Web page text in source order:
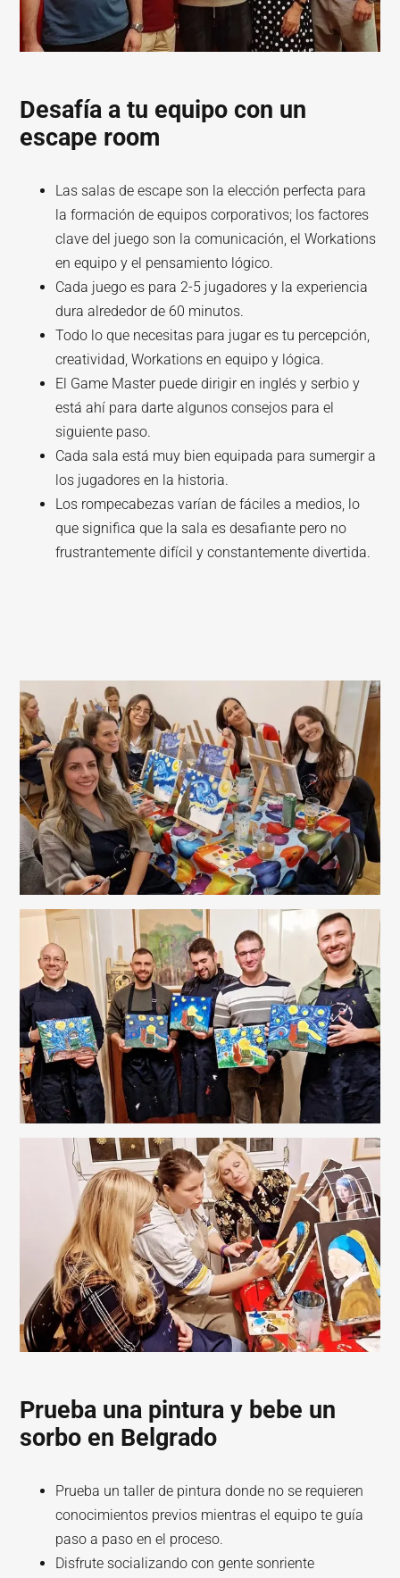
Desafía a tu equipo con un
escape room
Las salas de escape son la elección perfecta para
la formación de equipos corporativos; los factores
clave del juego son la comunicación, el Workations
en equipo y el pensamiento lógico.
Cada juego es para 2-5 jugadores y la experiencia
dura alrededor de 60 minutos.
Todo lo que necesitas para jugar es tu percepción,
creatividad, Workations en equipo y lógica.
El Game Master puede dirigir en inglés y serbio y
está ahí para darte algunos consejos para el
siguiente paso.
Cada sala está muy bien equipada para sumergir a
los jugadores en la historia.
Los rompecabezas varían de fáciles a medios, lo
que significa que la sala es desafiante pero no
frustrantemente difícil y constantemente divertida.
Prueba una pintura y bebe un
sorbo en Belgrado
Prueba un taller de pintura donde no se requieren
conocimientos previos mientras el equipo te guía
paso a paso en el proceso.
Disfrute socializando con gente sonriente